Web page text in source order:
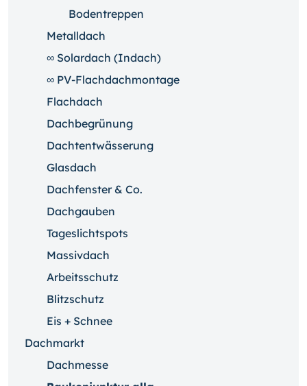
Bodentreppen
Metalldach
∞ Solardach (Indach)
∞ PV-Flachdachmontage
Flachdach
Dachbegrünung
Dachtentwässerung
Glasdach
Dachfenster & Co.
Dachgauben
Tageslichtspots
Massivdach
Arbeitsschutz
Blitzschutz
Eis + Schnee
Dachmarkt
Dachmesse